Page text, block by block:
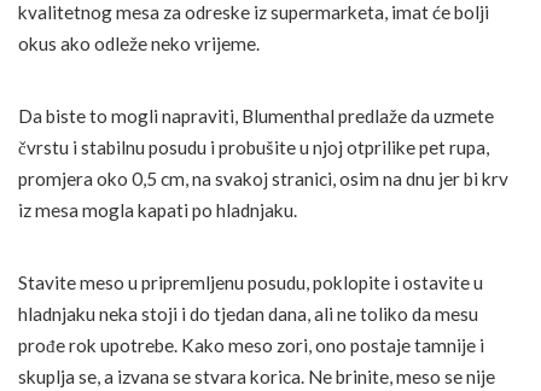
kvalitetnog mesa za odreske iz supermarketa, imat će bolji
okus ako odleže neko vrijeme.
Da biste to mogli napraviti, Blumenthal predlaže da uzmete
čvrstu i stabilnu posudu i probušite u njoj otprilike pet rupa,
promjera oko 0,5 cm, na svakoj stranici, osim na dnu jer bi krv
iz mesa mogla kapati po hladnjaku.
Stavite meso u pripremljenu posudu, poklopite i ostavite u
hladnjaku neka stoji i do tjedan dana, ali ne toliko da mesu
prođe rok upotrebe. Kako meso zori, ono postaje tamnije i
skuplja se, a izvana se stvara korica. Ne brinite, meso se nije